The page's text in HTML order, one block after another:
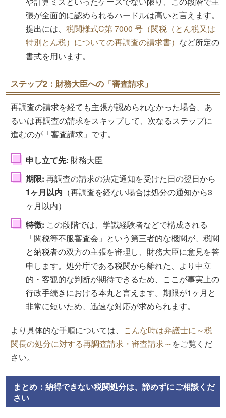
張が全面的に認められるハードルは高いと言えます。
提出には、税関様式C第 7000 号（関税（とん税又は
特別とん税）についての再調査の請求書） など所定の
書式を用います。
ステップ2：財務大臣への「審査請求」
再調査の請求を経ても主張が認められなかった場合、あ
るいは再調査の請求をスキップして、次なるステップに
進むのが「審査請求」です。
申し立て先: 財務大臣
期限: 再調査の請求の決定通知を受けた日の翌日から
1ヶ月以内 （再調査を経ない場合は処分の通知から3
ヶ月以内）
特徴: この段階では、学識経験者などで構成される
「関税等不服審査会」という第三者的な機関が、税関
と納税者の双方の主張を審理し、財務大臣に意見を答
申します。処分庁である税関から離れた、より中立
的・客観的な判断が期待できるため、ここが事実上の
行政手続きにおける本丸と言えます。期限が1ヶ月と
非常に短いため、迅速な対応が求められます。
より具体的な手順については、 こんな時は弁護士に～税
関長の処分に対する再調査請求・審査請求～ をご覧くだ
さい。
まとめ：納得できない税関処分は、諦めずにご相談くだ
さい